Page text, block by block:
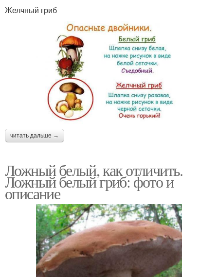
Желчный гриб
читать дальше →
Ложный белый, как отличить.
Ложный белый гриб: фото и
описание